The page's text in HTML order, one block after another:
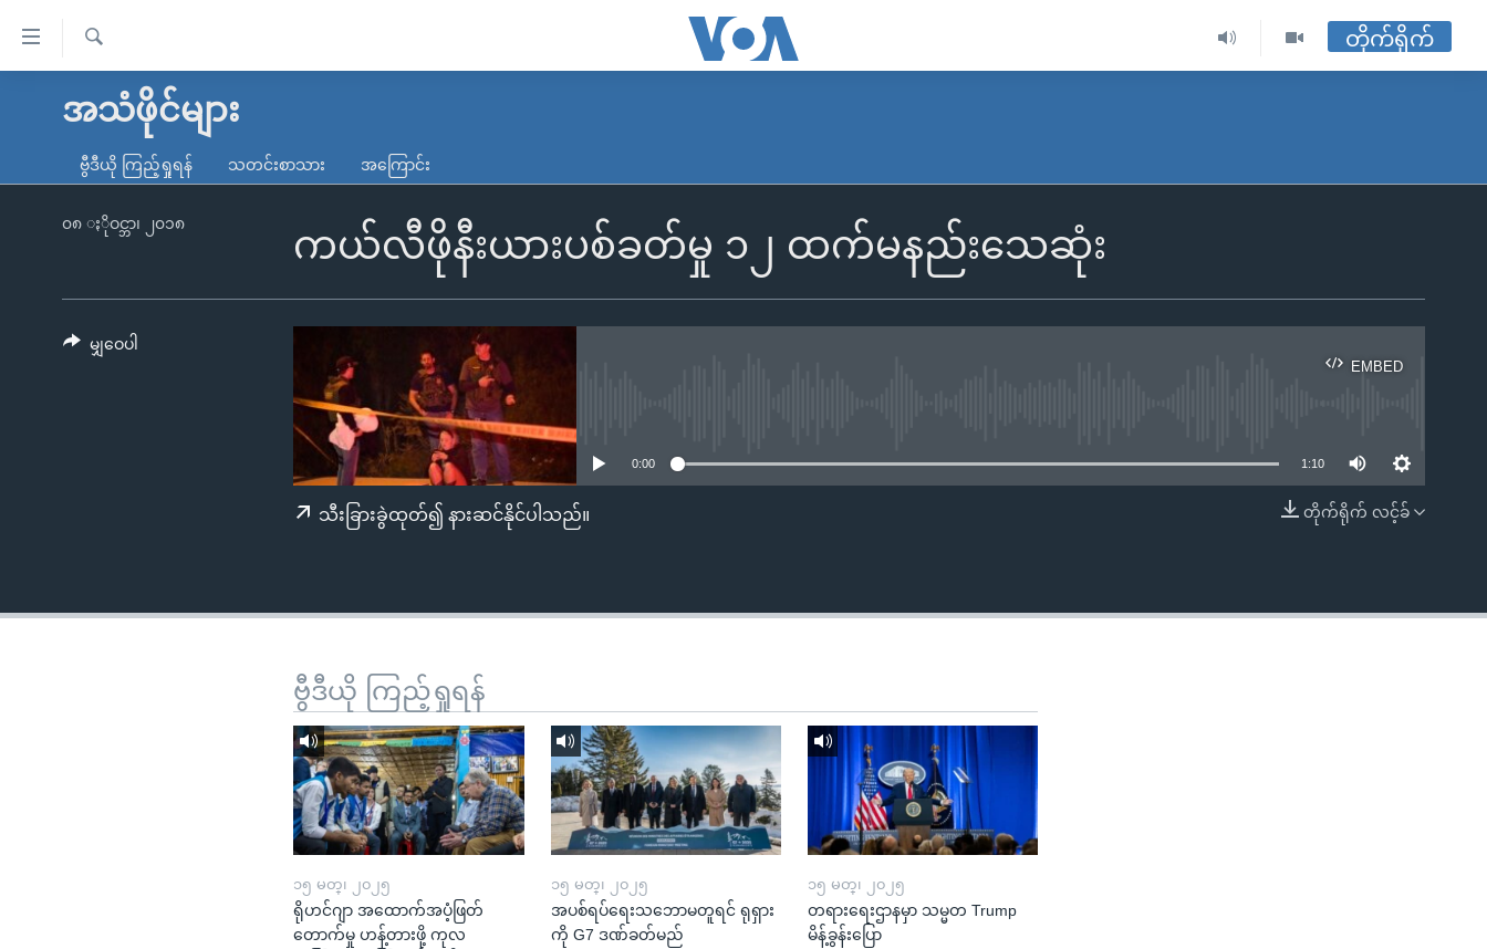
လွယ်ကူ
သည့်
ကျော်
မူလစာမျက်နှာ
ကမ္ဘာ့သတင်းများ
နိုင်ငံတကာ
တရုတ်
အစ္စရေး-ပါလက်စတိုင်း
ရပ်ဝန်းတခု လမ်းတခု အလွန်
အင်္ဂလိပ်စာလေ့လာမယ်
ရ
တိုက်ရိုက်
အသံဖိုင်များ
ဗွီဒီယို ကြည့်ရှုရန် သတင်းစာသား အကြောင်း
ကယ်လီဖိုနီးယားပစ်ခတ်မှု ၁၂ ထက်မနည်းသေဆုံး
၀၈ ႏိုဝင္ဘာ၊ ၂၀၁၈
EMBED
EMBED
0:00 1:10
တိုက်ရိုက် လင့်ခ်
သီးခြားခွဲထုတ်၍ နားဆင်နိုင်ပါသည်။
မျှဝေပါ
ဗွီဒီယို ကြည့်ရှုရန်
၁၅ မတ္၊ ၂၀၂၅
ရိုဟင်ဂျာ အထောက်အပံ့ဖြတ်
တောက်မှု ဟန့်တားဖို့ ကုလ
၁၅ မတ္၊ ၂၀၂၅
အပစ်ရပ်ရေးသဘောမတူရင် ရုရှား
ကို G7 ဒဏ်ခတ်မည်
၁၅ မတ္၊ ၂၀၂၅
တရားရေးဌာနမှာ သမ္မတ Trump
မိန့်ခွန်းပြော